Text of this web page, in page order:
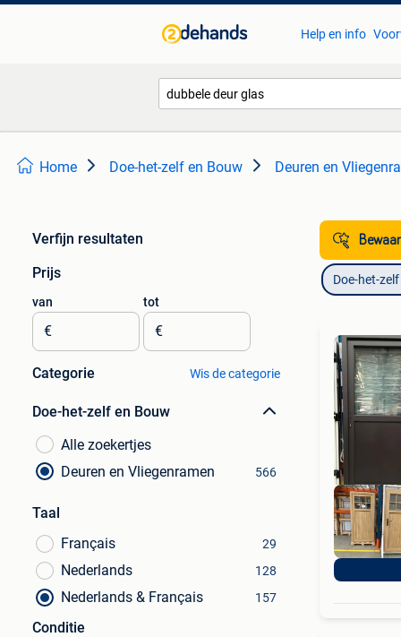
Help en info
Home Doe-het-zelf en Bouw Deuren en
Verfijn resultaten
Prijs
van
€
tot
€
Categorie Wis de categorie
Doe-het-zelf en Bouw
Alle zoekertjes
Deuren en Vliegenramen
566
Taal
Français
29
Nederlands 128
Nederlands & Français 157
Conditie
Doe-het-